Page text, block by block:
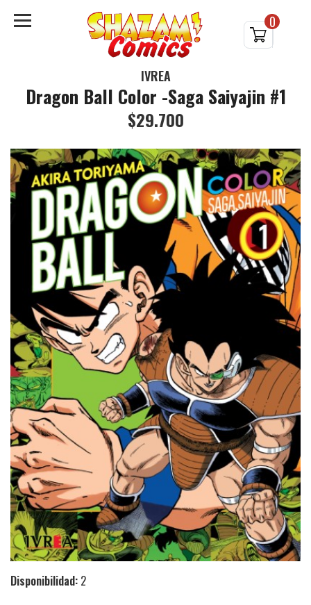
0
IVREA
Dragon Ball Color -Saga Saiyajin #1
$29.700
Disponibilidad: 2